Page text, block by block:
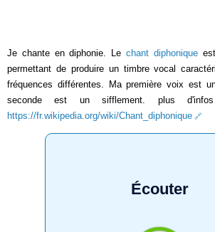
Je chante en diphonie. Le chant diphoniqueest
permettant de produire un timbre vocal
fréquences différentes. Ma première voix est
seconde est un sifflement. plus
https://fr.wikipedia.org/wiki/Chant_diphonique
Écouter